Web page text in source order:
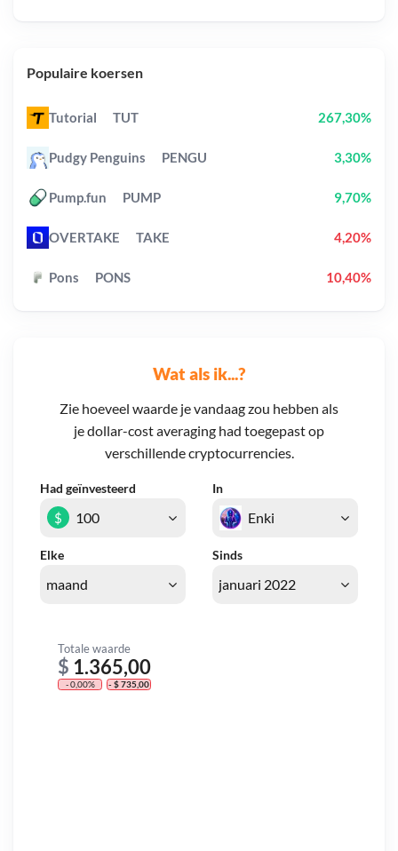
Wat als ik...?
Zie hoeveel waarde je vandaag zou hebben als
je dollar-cost averaging had toegepast op
verschillende cryptocurrencies.
Had geïnvesteerd In
Elke Sinds
$
Totale waarde
$ 1.365,00
- 0,00% - $ 735,00
Populaire koersen
Tutorial TUT 267,30%
Pudgy Penguins PENGU 3,30%
Pump.fun PUMP 9,70%
OVERTAKE TAKE 4,20%
Pons PONS 10,40%